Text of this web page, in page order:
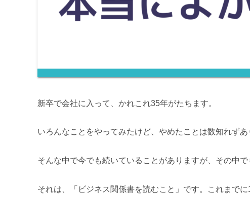
新卒で会社に入って、かれこれ35年がたちます。
いろんなことをやってみたけど、やめたことは数知れずあ
そんな中で今でも続いていることがありますが、その中
それは、「ビジネス関係書を読むこと」です。これまで